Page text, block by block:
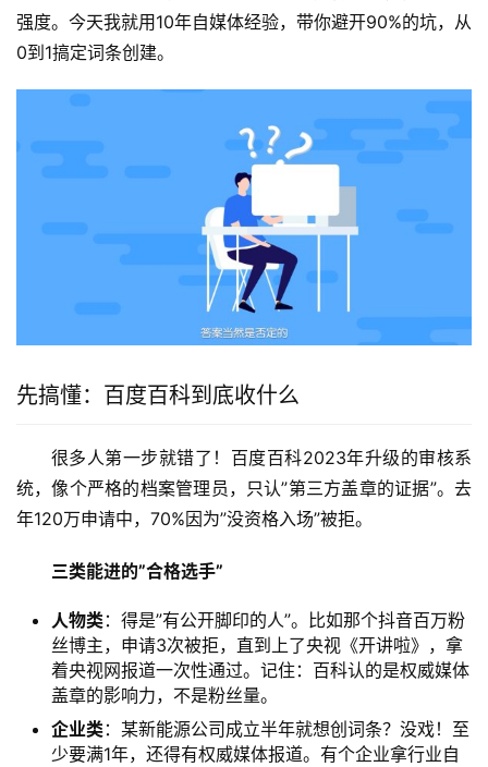
强度。今天我就用10年自媒体经验，带你避开90%的坑，从
0到1搞定词条创建。
先搞懂：百度百科到底收什么
很多人第一步就错了！百度百科2023年升级的审核系
统，像个严格的档案管理员，只认”第三方盖章的证据”。去
年120万申请中，70%因为”没资格入场”被拒。
三类能进的”合格选手”
人物类：得是”有公开脚印的人”。比如那个抖音百万粉
丝博主，申请3次被拒，直到上了央视《开讲啦》，拿
着央视网报道一次性通过。记住：百科认的是权威媒体
盖章的影响力，不是粉丝量。
企业类：某新能源公司成立半年就想创词条？没戏！至
少要满1年，还得有权威媒体报道。有个企业拿行业自